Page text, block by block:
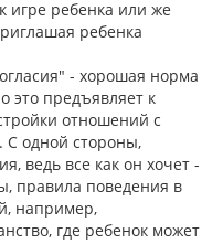
игре ребенка или же
ребенка
- хорошая норма
это предъявляет к
отношений с
С одной стороны,
ведь все как он хочет -
правила поведения в
например,
где ребенок может